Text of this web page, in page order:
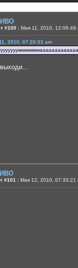
#100 : Мая 11, 2010, 12:06:49
2010, 07:20:33 am
#101 : Мая 12, 2010, 07:33:21